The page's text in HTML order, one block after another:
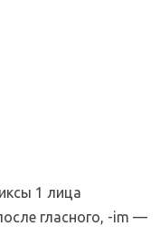
1 лица
гласного, -im —